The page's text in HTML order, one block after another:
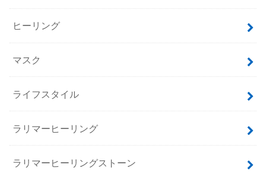
ヒーリング
マスク
ライフスタイル
ラリマーヒーリング
ラリマーヒーリングストーン